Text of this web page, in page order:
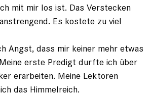
mit mir los ist. Das Verstecken
Es kostete zu viel
Angst, dass mir keiner mehr etwas
erste Predigt durfte ich über
erarbeiten. Meine Lektoren
das Himmelreich.